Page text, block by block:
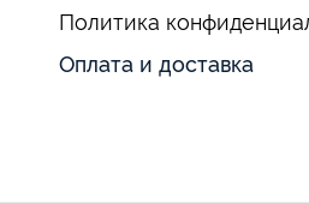
Политика
Оплата и доставка